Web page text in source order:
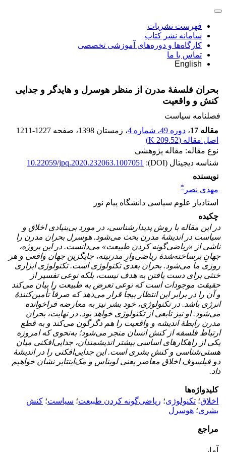
فهرست نشریات
سامانه نشر کتاب
کارگاه‌ها و دوره‌های آموزشی تخصصی
تماس با ما
English
بحران فلسفۀ مدرن از منظر هوسرل و هایدگر و جدایی
کنش و واقعیت
فصلنامه سیاست
مقاله 17
، دوره 49، شماره 4 ، زمستان 1398 ، صفحه 1211-1227
اصل مقاله (209.52 K
)
نوع مقاله: مقاله پژوهشی
شناسه دیجیتال (DOI):
10.22059/jpq.2020.232063.1007051
نویسنده
مهدی نصر *
استادیار علوم سیاسی دانشگاه پیام نور
چکیده
در این مقاله با روش پدیدارشناسی، در مورد بی‌بنیادی اخلاق و
سیاست در اندیشۀ مدرن بحث می‌شود. هوسرل بحران مدرن را
ناشی از «ریاضی‌گونه کردن طبیعت» می‌دانست. در این پروژه،
جهانِ برساخته‌شدۀ ریاضی‌وارِ مدرنیته، جایگزین جهان واقعی و هر
روزی ما می‌شود. بحران بعدی تکنولوژی است. تکنولوژی ابزاری
خنثی برای دست یافتن به هدف نیست، بلکه نوعی تفسیر از
حقیقت موجودات است که نوعی تعرض به طبیعت را بیان می‌کند
و آن را در برابر این انتظار بیجا قرار می‌دهد که صرفاً تأمین‌کنندۀ
انرژی باشد. در تکنولوژی، خود بشر نیز به معارضه فراخوانده
می‌شود. او نیز تابعی از تکنولوژی خواهد بود. در نهایت، بحران
مدرن رابطۀ اندیشه و واقعیت را هم دگرگون می‌کند و به قطع
ارتباط فلسفه از کنش انسان منجر می‌شود؛ به‌نحوی که امروزه
یکی از راهکارهای اساسی بیشتر اندیشمندان، جدایی‌افکنی میان
هستی‌شناسی و کنش بشری است. این جدایی‌افکنی را در اندیشۀ
دو فیلسوف اخلاق معاصر یعنی لویناس و مک‌اینتایر نشان خواهیم
داد.
کلیدواژه‌ها
اخلاق؛ تکنولوژی؛ ریاضی‌گونه کردن طبیعت؛ سیاست؛ کنش
بشری؛ هوسرل
مراجع
آمار